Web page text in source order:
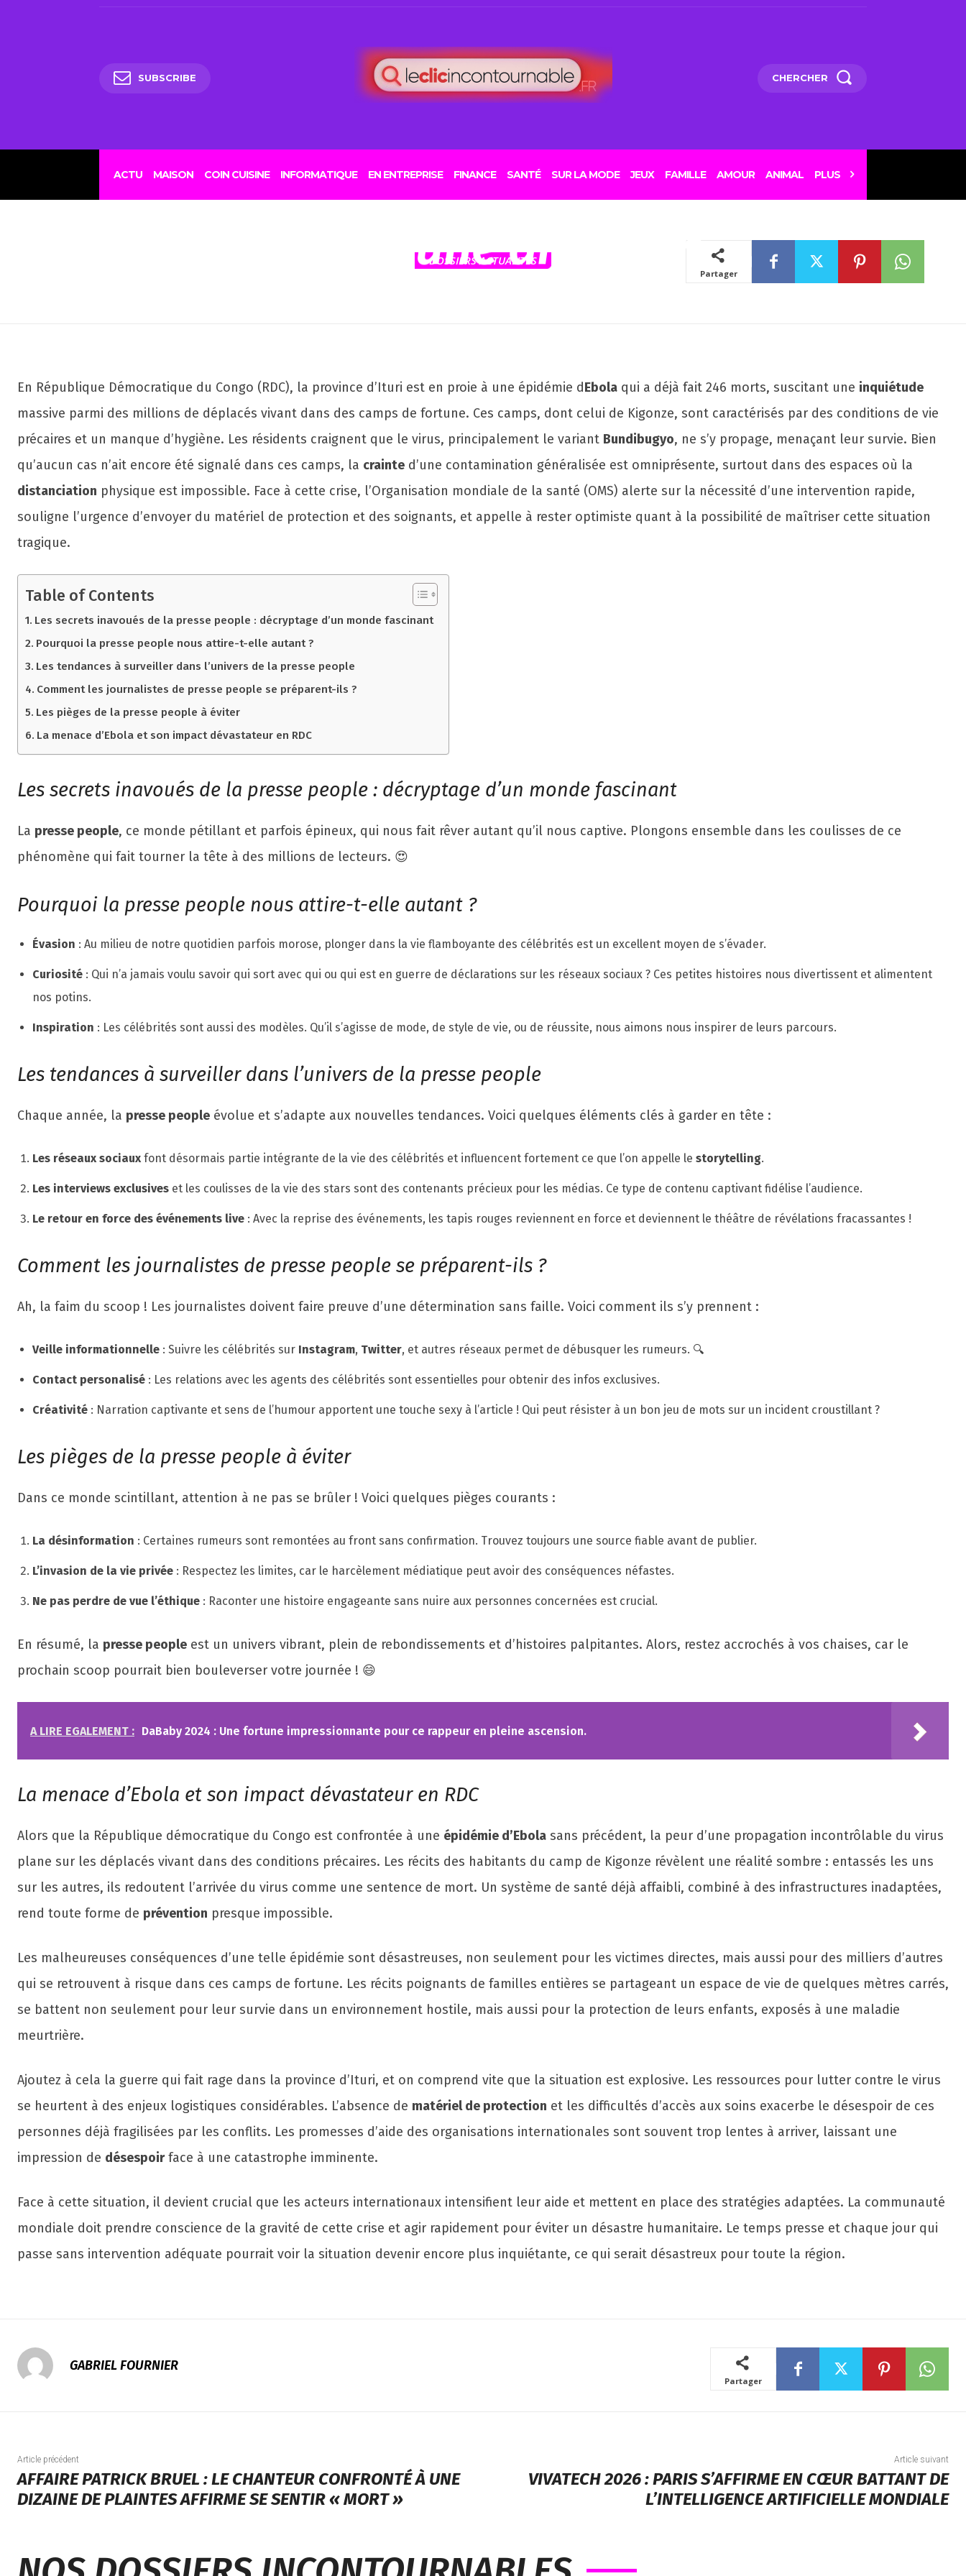
SUBSCRIBE CHERCHER
ACTU MAISON COIN CUISINE INFORMATIQUE EN ENTREPRISE FINANCE SANTÉ SUR LA MODE JEUX FAMILLE AMOUR ANIMAL PLUS
30 MAI 2026
« Si Ebola s’immisce, c’est
l’extermination » : en RDC, la
peur d’une diffusion
incontrôlable du virus
DOSSIERS ACTUALITES
Partager
En République Démocratique du Congo (RDC), la province d’Ituri est en proie à une épidémie dEbola qui a déjà fait 246 morts, suscitant une inquiétude
massive parmi des millions de déplacés vivant dans des camps de fortune. Ces camps, dont celui de Kigonze, sont caractérisés par des conditions de vie
précaires et un manque d’hygiène. Les résidents craignent que le virus, principalement le variant Bundibugyo, ne s’y propage, menaçant leur survie. Bien
qu’aucun cas n’ait encore été signalé dans ces camps, la crainte d’une contamination généralisée est omniprésente, surtout dans des espaces où la
distanciation physique est impossible. Face à cette crise, l’Organisation mondiale de la santé (OMS) alerte sur la nécessité d’une intervention rapide,
souligne l’urgence d’envoyer du matériel de protection et des soignants, et appelle à rester optimiste quant à la possibilité de maîtriser cette situation
tragique.
Table of Contents
Les secrets inavoués de la presse people : décryptage d’un monde fascinant
Pourquoi la presse people nous attire-t-elle autant ?
Les tendances à surveiller dans l’univers de la presse people
Comment les journalistes de presse people se préparent-ils ?
Les pièges de la presse people à éviter
La menace d’Ebola et son impact dévastateur en RDC
Les secrets inavoués de la presse people : décryptage d’un monde fascinant
La presse people, ce monde pétillant et parfois épineux, qui nous fait rêver autant qu’il nous captive. Plongons ensemble dans les coulisses de ce
phénomène qui fait tourner la tête à des millions de lecteurs. 😍
Pourquoi la presse people nous attire-t-elle autant ?
Évasion : Au milieu de notre quotidien parfois morose, plonger dans la vie flamboyante des célébrités est un excellent moyen de s’évader.
Curiosité : Qui n’a jamais voulu savoir qui sort avec qui ou qui est en guerre de déclarations sur les réseaux sociaux ? Ces petites histoires nous divertissent et alimentent
nos potins.
Inspiration : Les célébrités sont aussi des modèles. Qu’il s’agisse de mode, de style de vie, ou de réussite, nous aimons nous inspirer de leurs parcours.
Les tendances à surveiller dans l’univers de la presse people
Chaque année, la presse people évolue et s’adapte aux nouvelles tendances. Voici quelques éléments clés à garder en tête :
Les réseaux sociaux font désormais partie intégrante de la vie des célébrités et influencent fortement ce que l’on appelle le storytelling.
Les interviews exclusives et les coulisses de la vie des stars sont des contenants précieux pour les médias. Ce type de contenu captivant fidélise l’audience.
Le retour en force des événements live : Avec la reprise des événements, les tapis rouges reviennent en force et deviennent le théâtre de révélations fracassantes !
Comment les journalistes de presse people se préparent-ils ?
Ah, la faim du scoop ! Les journalistes doivent faire preuve d’une détermination sans faille. Voici comment ils s’y prennent :
Veille informationnelle : Suivre les célébrités sur Instagram, Twitter, et autres réseaux permet de débusquer les rumeurs. 🔍
Contact personalisé : Les relations avec les agents des célébrités sont essentielles pour obtenir des infos exclusives.
Créativité : Narration captivante et sens de l’humour apportent une touche sexy à l’article ! Qui peut résister à un bon jeu de mots sur un incident croustillant ?
Les pièges de la presse people à éviter
Dans ce monde scintillant, attention à ne pas se brûler ! Voici quelques pièges courants :
La désinformation : Certaines rumeurs sont remontées au front sans confirmation. Trouvez toujours une source fiable avant de publier.
L’invasion de la vie privée : Respectez les limites, car le harcèlement médiatique peut avoir des conséquences néfastes.
Ne pas perdre de vue l’éthique : Raconter une histoire engageante sans nuire aux personnes concernées est crucial.
En résumé, la presse people est un univers vibrant, plein de rebondissements et d’histoires palpitantes. Alors, restez accrochés à vos chaises, car le
prochain scoop pourrait bien bouleverser votre journée ! 😄
A LIRE EGALEMENT : DaBaby 2024 : Une fortune impressionnante pour ce rappeur en pleine ascension.
La menace d’Ebola et son impact dévastateur en RDC
Alors que la République démocratique du Congo est confrontée à une épidémie d’Ebola sans précédent, la peur d’une propagation incontrôlable du virus
plane sur les déplacés vivant dans des conditions précaires. Les récits des habitants du camp de Kigonze révèlent une réalité sombre : entassés les uns
sur les autres, ils redoutent l’arrivée du virus comme une sentence de mort. Un système de santé déjà affaibli, combiné à des infrastructures inadaptées,
rend toute forme de prévention presque impossible.
Les malheureuses conséquences d’une telle épidémie sont désastreuses, non seulement pour les victimes directes, mais aussi pour des milliers d’autres
qui se retrouvent à risque dans ces camps de fortune. Les récits poignants de familles entières se partageant un espace de vie de quelques mètres carrés,
se battent non seulement pour leur survie dans un environnement hostile, mais aussi pour la protection de leurs enfants, exposés à une maladie
meurtrière.
Ajoutez à cela la guerre qui fait rage dans la province d’Ituri, et on comprend vite que la situation est explosive. Les ressources pour lutter contre le virus
se heurtent à des enjeux logistiques considérables. L’absence de matériel de protection et les difficultés d’accès aux soins exacerbe le désespoir de ces
personnes déjà fragilisées par les conflits. Les promesses d’aide des organisations internationales sont souvent trop lentes à arriver, laissant une
impression de désespoirface à une catastrophe imminente.
Face à cette situation, il devient crucial que les acteurs internationaux intensifient leur aide et mettent en place des stratégies adaptées. La communauté
mondiale doit prendre conscience de la gravité de cette crise et agir rapidement pour éviter un désastre humanitaire. Le temps presse et chaque jour qui
passe sans intervention adéquate pourrait voir la situation devenir encore plus inquiétante, ce qui serait désastreux pour toute la région.
GABRIEL FOURNIER
Partager
Article précédent
AFFAIRE PATRICK BRUEL : LE CHANTEUR CONFRONTÉ À UNE
DIZAINE DE PLAINTES AFFIRME SE SENTIR « MORT »
Article suivant
VIVATECH 2026 : PARIS S’AFFIRME EN CŒUR BATTANT DE
L’INTELLIGENCE ARTIFICIELLE MONDIALE